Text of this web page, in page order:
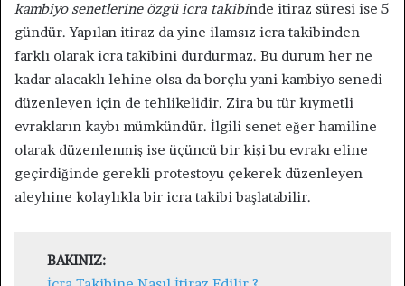
kambiyo senetlerine özgü icra takibinde itiraz süresi ise 5
gündür. Yapılan itiraz da yine ilamsız icra takibinden
farklı olarak icra takibini durdurmaz. Bu durum her ne
kadar alacaklı lehine olsa da borçlu yani kambiyo senedi
düzenleyen için de tehlikelidir. Zira bu tür kıymetli
evrakların kaybı mümkündür. İlgili senet eğer hamiline
olarak düzenlenmiş ise üçüncü bir kişi bu evrakı eline
geçirdiğinde gerekli protestoyu çekerek düzenleyen
aleyhine kolaylıkla bir icra takibi başlatabilir.
BAKINIZ: